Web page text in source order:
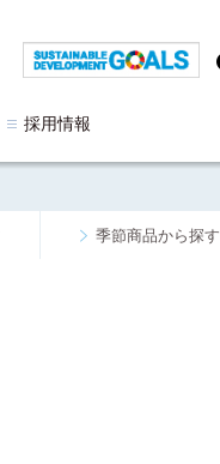
採用情報
季節商品から探す